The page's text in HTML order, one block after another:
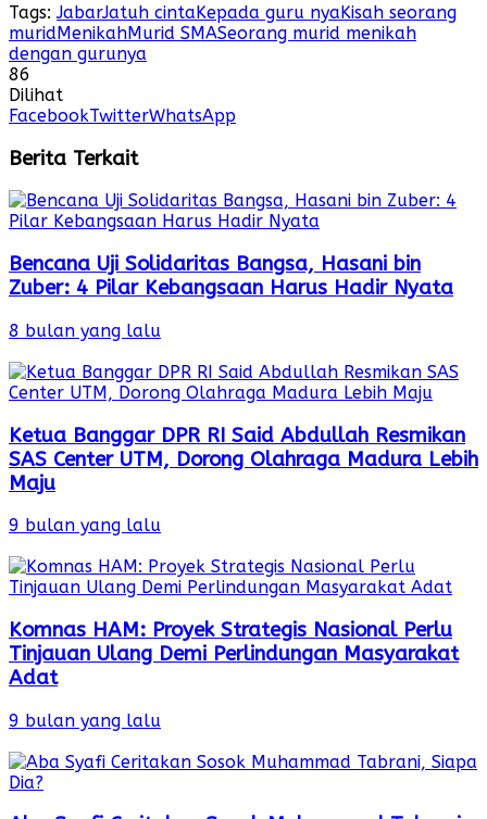
Tags: JabarJatuh cintaKepada guru nyaKisah seorang
muridMenikahMurid SMASeorang murid menikah
dengan gurunya
86
Dilihat
FacebookTwitterWhatsApp
Berita Terkait
Bencana Uji Solidaritas Bangsa, Hasani bin
Zuber: 4 Pilar Kebangsaan Harus Hadir Nyata
8 bulan yang lalu
Ketua Banggar DPR RI Said Abdullah Resmikan
SAS Center UTM, Dorong Olahraga Madura Lebih
Maju
9 bulan yang lalu
Komnas HAM: Proyek Strategis Nasional Perlu
Tinjauan Ulang Demi Perlindungan Masyarakat
Adat
9 bulan yang lalu